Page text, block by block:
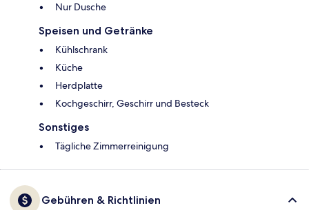
Nur Dusche
Speisen und Getränke
Kühlschrank
Küche
Herdplatte
Kochgeschirr, Geschirr und Besteck
Sonstiges
Tägliche Zimmerreinigung
Gebühren & Richtlinien